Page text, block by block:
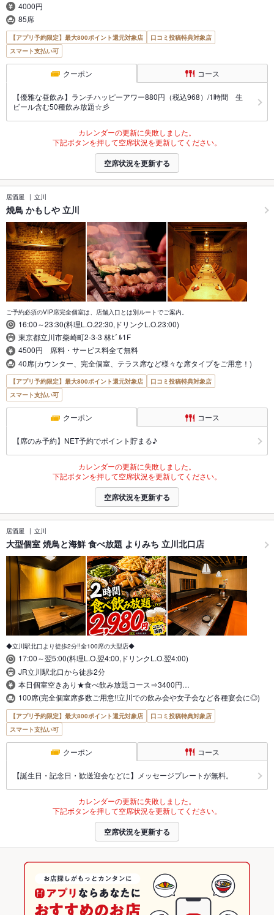
4000円
85席
【アプリ予約限定】最大800ポイント還元対象店
口コミ投稿特典対象店
スマート支払い可
クーポン コース
【優雅な昼飲み】ランチハッピーアワー880円（税込968）/1時間 生
ビール含む50種飲み放題☆彡
カレンダーの更新に失敗しました。
下記ボタンを押して空席状況を更新してください。
空席状況を更新する
居酒屋 立川
焼鳥 かもしや 立川
ご予約必須のVIP席完全個室は、店舗入口とは別ルートでご案内。
16:00～23:30(料理L.O.22:30,ドリンクL.O.23:00)
東京都立川市柴崎町2-3-3 林ﾋﾞﾙ1F
4500円 席料・サービス料全て無料
40席(カウンター、完全個室、テラス席など様々な席タイプをご用意！)
【アプリ予約限定】最大800ポイント還元対象店
口コミ投稿特典対象店
スマート支払い可
クーポン コース
【席のみ予約】NET予約でポイント貯まる♪
カレンダーの更新に失敗しました。
下記ボタンを押して空席状況を更新してください。
空席状況を更新する
居酒屋 立川
大型個室 焼鳥と海鮮 食べ放題 よりみち 立川北口店
◆立川駅北口より徒歩2分!!全100席の大型店◆
17:00～翌5:00(料理L.O.翌4:00,ドリンクL.O.翌4:00)
JR立川駅北口から徒歩2分
本日個室空きあり★食べ飲み放題コース⇒3400円…
100席(完全個室席多数ご用意!!立川での飲み会や女子会など各種宴会に◎)
【アプリ予約限定】最大800ポイント還元対象店
口コミ投稿特典対象店
スマート支払い可
クーポン コース
【誕生日・記念日・歓送迎会などに】メッセージプレートが無料。
カレンダーの更新に失敗しました。
下記ボタンを押して空席状況を更新してください。
空席状況を更新する